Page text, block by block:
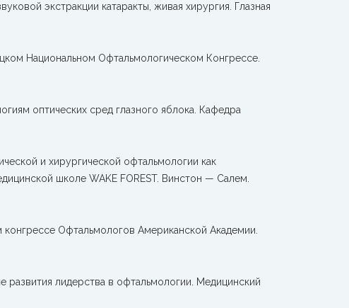
экстракции катаракты, живая хирургия. Глазная
Национальном Офтальмологическом Конгрессе.
оптических сред глазного яблока. Кафедра
и хирургической офтальмологии как
школе WAKE FOREST. Винстон — Салем.
Офтальмологов Американской Академии.
развития лидерства в офтальмологии. Медицинский